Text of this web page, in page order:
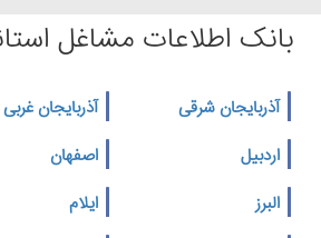
بانک اطلاعات مشاغل
آذربایجان شرقی
آذربایجان غربی
اردبیل
اصفهان
البرز
ایلام